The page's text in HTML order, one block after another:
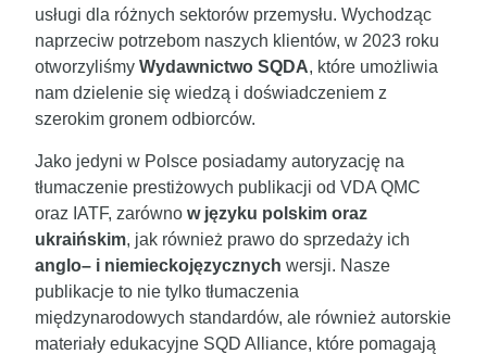
usługi dla różnych sektorów przemysłu. Wychodząc
naprzeciw potrzebom naszych klientów, w 2023 roku
otworzyliśmy Wydawnictwo SQDA, które umożliwia
nam dzielenie się wiedzą i doświadczeniem z
szerokim gronem odbiorców.
Jako jedyni w Polsce posiadamy autoryzację na
tłumaczenie prestiżowych publikacji od VDA QMC
oraz IATF, zarówno w języku polskim oraz
ukraińskim, jak również prawo do sprzedaży ich
anglo– i niemieckojęzycznych wersji. Nasze
publikacje to nie tylko tłumaczenia
międzynarodowych standardów, ale również autorskie
materiały edukacyjne SQD Alliance, które pomagają